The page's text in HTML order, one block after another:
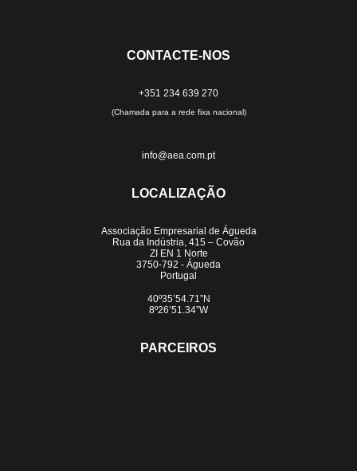
CONTACTE-NOS
+351 234 639 270
(Chamada para a rede fixa nacional)
info@aea.com.pt
LOCALIZAÇÃO
Associação Empresarial de Águeda
Rua da Indústria, 415 – Covão
ZI EN 1 Norte
3750-792 - Águeda
Portugal
40º35’54.71”N
8º26’51.34”W
PARCEIROS